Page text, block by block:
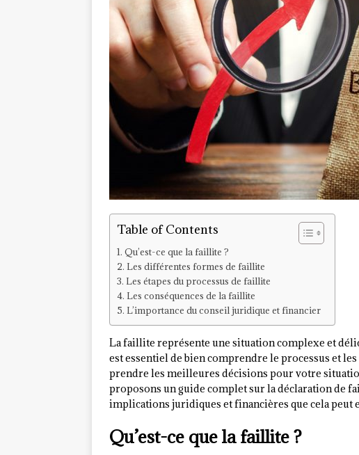
Table of Contents
Qu’est-ce que la faillite ?
Les différentes formes de faillite
Les étapes du processus de faillite
Les conséquences de la faillite
L’importance du conseil juridique et financier
La faillite représente une situation complexe et
est essentiel de bien comprendre le processus et
prendre les meilleures décisions pour votre
proposons un guide complet sur la déclaration de
implications juridiques et financières que cela peut
Qu’est-ce que la faillite ?